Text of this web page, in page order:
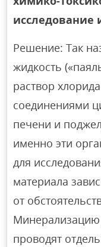
исследование
Решение: Так
жидкость
раствор
соединениями
печени и
именно эти
для
материала
от
Минерализацию
проводят